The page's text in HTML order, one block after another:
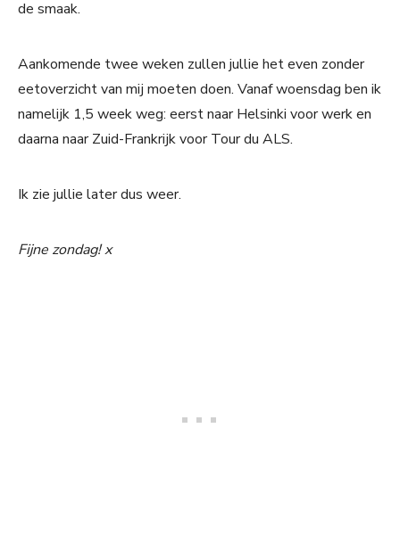
de smaak.
Aankomende twee weken zullen jullie het even zonder
eetoverzicht van mij moeten doen. Vanaf woensdag ben ik
namelijk 1,5 week weg: eerst naar Helsinki voor werk en
daarna naar Zuid-Frankrijk voor Tour du ALS.
Ik zie jullie later dus weer.
Fijne zondag! x